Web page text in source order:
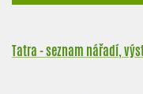
Tatra - seznam nářadí,